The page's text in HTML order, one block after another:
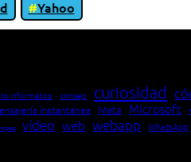
Yahoo
informático consejo curiosidad
instantánea Meta Microsoft
vídeo web webapp WhatsApp